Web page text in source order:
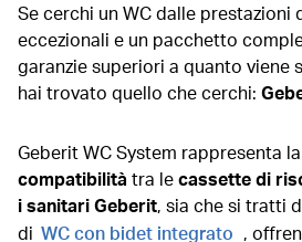
Se cerchi un WC dalle prestazioni
eccezionali e un pacchetto
garanzie superiori a quanto viene
hai trovato quello che cerchi:
Geberit WC System rappresenta la
compatibilità tra lecassette di
i sanitariGeberit, sia che si tratti
di WC con bidet integrato ,